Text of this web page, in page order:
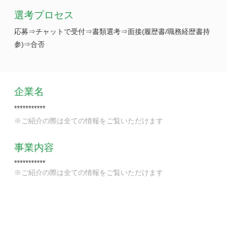
選考プロセス
応募⇒チャットで受付⇒書類選考⇒面接(履歴書/職務経歴書持
参)⇒合否
企業名
***********
※ご紹介の際は全ての情報をご覧いただけます
事業内容
***********
※ご紹介の際は全ての情報をご覧いただけます